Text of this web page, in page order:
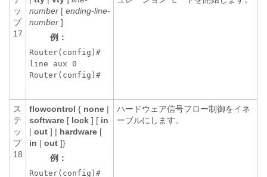
ッ
プ
17
number [ ending-line-
number ]
例：
Router(config)#
line aux 0
Router(config)#
ス
テ
ッ
プ
18
flowcontrol { none |
software [ lock ] [ in
| out ] | hardware [
in | out ]}
例：
Router(config)#
ハードウェア信号フロー制御をイネ
ーブルにします。